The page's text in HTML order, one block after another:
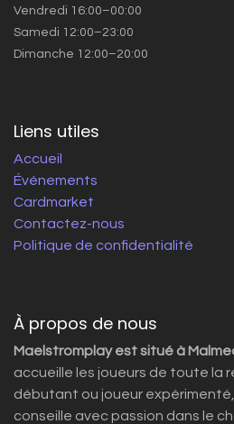
Vendredi 16:00–00:00
Samedi 12:00–23:00
Dimanche 12:00–20:00
Liens utiles
Accueil
Événements
Cardmarket
Contactez-nous
Politique de confidentialité
À propos de nous
Maelstromplay est situé à
accueille les joueurs de toute la
débutant ou joueur
conseille avec passion dans le